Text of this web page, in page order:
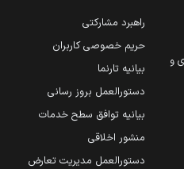
و
راهبرد مشارکتی
حریم خصوصی کاربران
بیانیه تارنما
دستورالعمل بروز رسانی
بیانیه توافق سطح خدمات
منشور اخلاقی
دستورالعمل مدیریت تعارض